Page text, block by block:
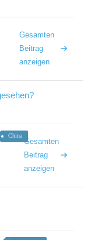
Gesamten
Beitrag
anzeigen
China
Gesamten
Beitrag
anzeigen